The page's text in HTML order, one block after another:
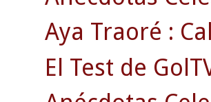
Aya Traoré :
El Test de